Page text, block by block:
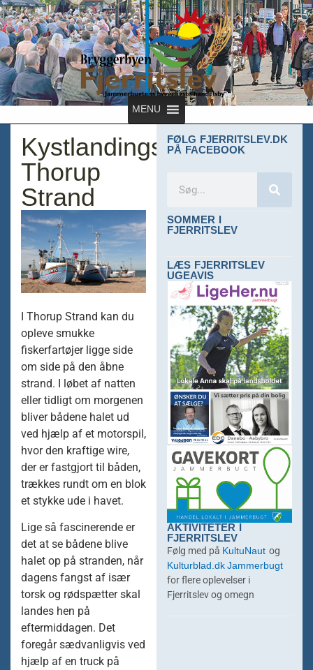
MENU
Kystlandingspladsen
Thorup
Strand
I Thorup Strand kan du
opleve smukke
fiskerfartøjer ligge side
om side på den åbne
strand. I løbet af natten
eller tidligt om morgenen
bliver bådene halet ud
ved hjælp af et motorspil,
hvor den kraftige wire,
der er fastgjort til båden,
trækkes rundt om en blok
et stykke ude i havet.
Lige så fascinerende er
det at se bådene blive
halet op på stranden, når
dagens fangst af især
torsk og rødspætter skal
landes hen på
eftermiddagen. Det
foregår sædvanligvis ved
hjælp af en truck på
FØLG FJERRITSLEV.DK
PÅ FACEBOOK
SOMMER I
FJERRITSLEV
LÆS FJERRITSLEV
UGEAVIS
AKTIVITETER I
FJERRITSLEV
Følg med på KultuNaut og
Kulturblad.dkJammerbugt
for flere oplevelser i
Fjerritslev og omegn